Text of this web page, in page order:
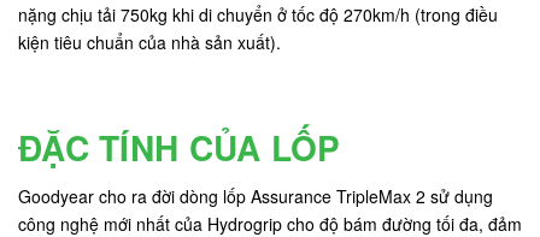
nặng chịu tải 750kg khi di chuyển ở tốc độ 270km/h (trong điều
kiện tiêu chuẩn của nhà sản xuất).
ĐẶC TÍNH CỦA LỐP
Goodyear cho ra đời dòng lốp Assurance TripleMax 2 sử dụng
công nghệ mới nhất của Hydrogrip cho độ bám đường tối đa, đảm